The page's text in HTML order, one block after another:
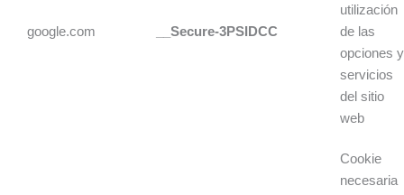
google.com __Secure-3PSIDCC
utilización
de las
opciones y
servicios
del sitio
web
Cookie
necesaria